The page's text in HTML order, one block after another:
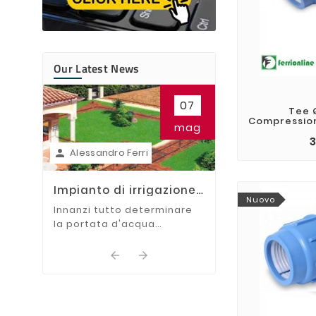
Our Latest News
07
mag
 Alessandro Ferri
Impianto di irrigazione:
Innanzi tutto determinare
la portata d'acqua
Alessandro Ferri
Irrigatori da
come si
In questa guida
mostreremo i
 
Tee
Nuovo